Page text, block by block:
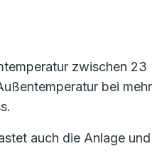
zwischen 23
bei mehr
auch die Anlage und